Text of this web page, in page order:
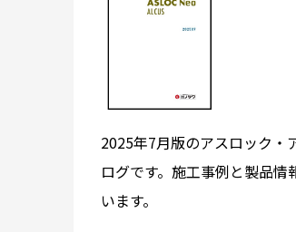
2025年7月版のアスロック・
ログです。施工事例と製品情
います。